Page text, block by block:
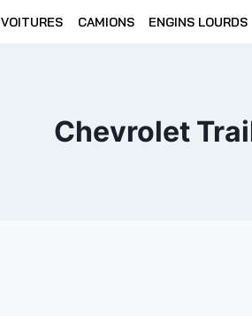
VOITURES CAMIONS ENGINS LOURDS
Chevrolet